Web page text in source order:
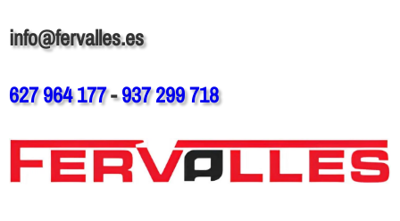
info@fervalles.es
627 964 177-937 299 718